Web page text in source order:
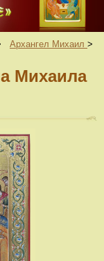
Архангел Михаил >
Михаила